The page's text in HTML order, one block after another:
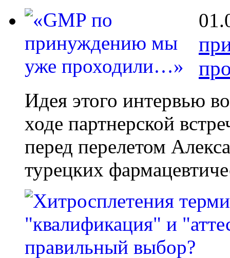
Идея этого интервью
ходе партнерской
перед перелетом
турецких